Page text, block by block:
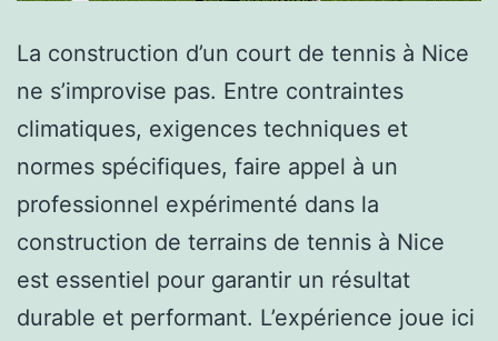
La construction d’un court de tennis à Nice
ne s’improvise pas. Entre contraintes
climatiques, exigences techniques et
normes spécifiques, faire appel à un
professionnel expérimenté dans la
construction de terrains de tennis à Nice
est essentiel pour garantir un résultat
durable et performant. L’expérience joue ici